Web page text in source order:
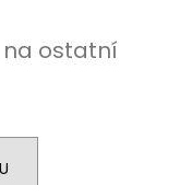
ostatní